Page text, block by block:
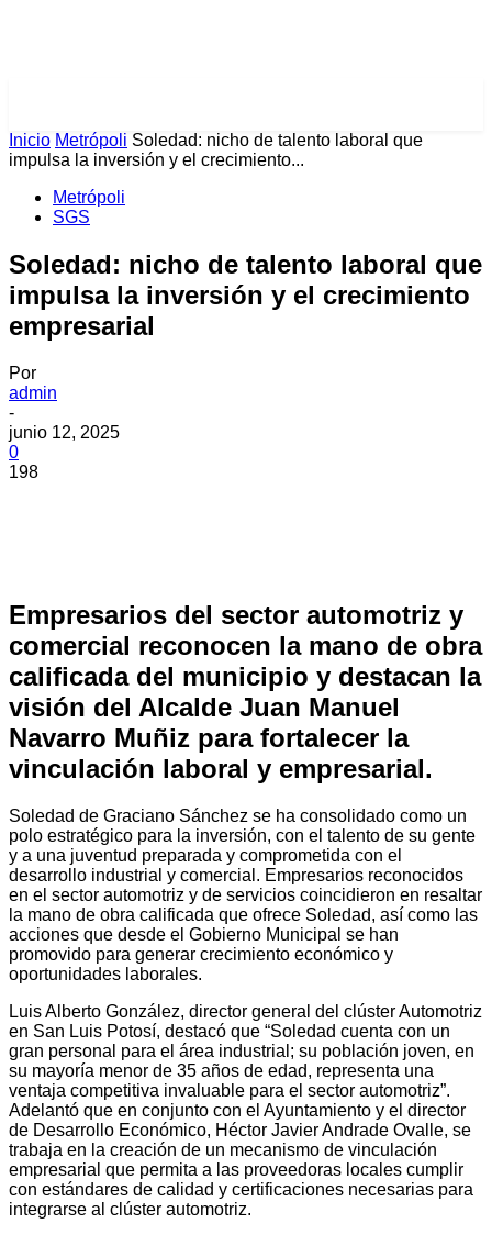
Inicio Metrópoli Soledad: nicho de talento laboral que
impulsa la inversión y el crecimiento...
Metrópoli
SGS
Soledad: nicho de talento laboral que
impulsa la inversión y el crecimiento
empresarial
Por
admin
-
junio 12, 2025
0
198
Empresarios del sector automotriz y
comercial reconocen la mano de obra
calificada del municipio y destacan la
visión del Alcalde Juan Manuel
Navarro Muñiz para fortalecer la
vinculación laboral y empresarial.
Soledad de Graciano Sánchez se ha consolidado como un
polo estratégico para la inversión, con el talento de su gente
y a una juventud preparada y comprometida con el
desarrollo industrial y comercial. Empresarios reconocidos
en el sector automotriz y de servicios coincidieron en resaltar
la mano de obra calificada que ofrece Soledad, así como las
acciones que desde el Gobierno Municipal se han
promovido para generar crecimiento económico y
oportunidades laborales.
Luis Alberto González, director general del clúster Automotriz
en San Luis Potosí, destacó que “Soledad cuenta con un
gran personal para el área industrial; su población joven, en
su mayoría menor de 35 años de edad, representa una
ventaja competitiva invaluable para el sector automotriz”.
Adelantó que en conjunto con el Ayuntamiento y el director
de Desarrollo Económico, Héctor Javier Andrade Ovalle, se
trabaja en la creación de un mecanismo de vinculación
empresarial que permita a las proveedoras locales cumplir
con estándares de calidad y certificaciones necesarias para
integrarse al clúster automotriz.